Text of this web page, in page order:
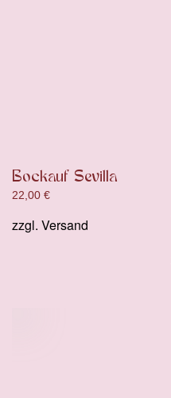
Bockauf Sevilla
22,00 €
zzgl. Versand